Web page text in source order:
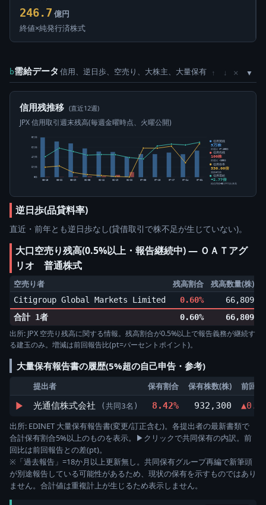
246.7 億円
終値×純発行済株式
b需給データ 信用、逆日歩、空売り、大株主、大量保有 ↑ ↓ ×
信用残推移 (直近12週)
JPX 信用取引週末残高(毎週金曜時点、火曜公開)
0株
2万株
4万株
6万株
8万株
05-15 05-22 05-29 06-05 06-12 06-19 06-26 07-03 07-10 07-17 07-24 07-31
信用買残
5万株
前週比 +7,100株
信用売残
100株
前週比 -100株
信用倍率
530.00倍
買残÷売残
信用需給
+2.77倍
純信用残÷5日平均出来高
逆日歩(品貸料率)
直近・前年とも逆日歩なし(貸借取引で株不足が生じていない)。
大口空売り残高(0.5%以上・報告継続中) ― ＯＡＴアグ
リオ 普通株式
空売り者 残高割合 残高数量(株)
Citigroup Global Markets Limited 0.60% 66,809
合計 1者
0.60% 66,809
出所: JPX 空売り残高に関する情報。残高割合が0.5%以上で報告義務が継続す
る建玉のみ。増減は前回報告比(pt=パーセントポイント)。
大量保有報告書の履歴(5%超の自己申告・参考)
提出者 保有割合 保有株数(株) 前回比
▶ 光通信株式会社 (共同3名) 8.42% 932,300
出所: EDINET 大量保有報告書(変更/訂正含む)。各提出者の最新書類で
合計保有割合5%以上のものを表示。▶クリックで共同保有の内訳。前
回比は前回報告との差(pt)。
※「過去報告」=18か月以上更新無し。共同保有グループ再編で新筆頭
が別途報告している可能性があるため、現状の保有を示すものではあり
ません。合計値は重複計上が生じるため表示しません。